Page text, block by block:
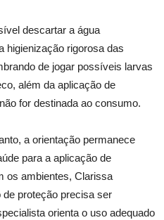
descartar a água
higienização rigorosa das
de jogar possíveis larvas
além da aplicação de
for destinada ao consumo.
a orientação permanece
para a aplicação de
os ambientes, Clarissa
proteção precisa ser
orienta o uso adequado